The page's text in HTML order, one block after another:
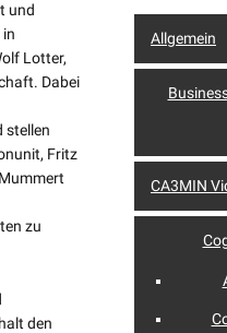
und
Lotter,
Dabei
stellen
Fritz
zu
den
Allgemein
CA3MIN